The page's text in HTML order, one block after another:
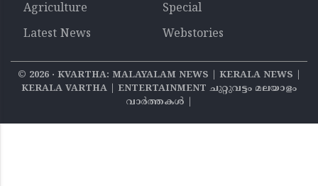
Agriculture
Special
Latest News
Webstories
© 2026‧ KVARTHA: MALAYALAM NEWS | KERALA NEWS |
KERALA VARTHA | ENTERTAINMENT ചുറ്റുവട്ടം മലയാളം
വാര്‍ത്തകൾ |